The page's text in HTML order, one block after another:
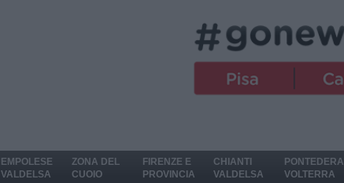
EMPOLESE
VALDELSA
ZONA DEL
CUOIO
FIRENZE E
PROVINCIA
CHIANTI
VALDELSA
PONTEDERA
VOLTERRA